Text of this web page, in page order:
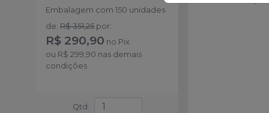
Embalagem com 150 unidades
de: R$ 351,25 por:
R$ 290,90 no Pix
ou R$ 299,90 nas demais
condições
Qtd :